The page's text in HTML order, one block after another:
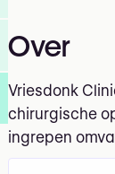
Over
Vriesdonk
chirurgische
ingrepen